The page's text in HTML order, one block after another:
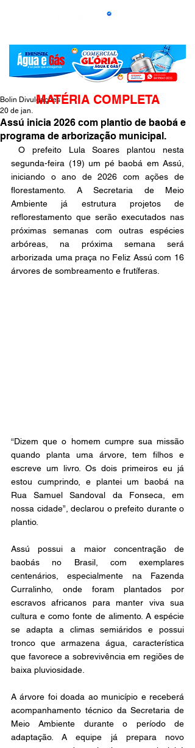
Assú inicia 2026 com plantio de baobá e
programa de arborização municipal.
Bolin Divulgações
20 de jan.
O prefeito Lula Soares plantou nesta
segunda-feira (19) um pé baobá em Assú,
iniciando o ano de 2026 com ações de
florestamento. A Secretaria de Meio
Ambiente já estrutura projetos de
reflorestamento que serão executados nas
próximas semanas com outras espécies
arbóreas, na próxima semana será
arborizada uma praça no Feliz Assú com 16
árvores de sombreamento e frutíferas.
“Dizem que o homem cumpre sua missão
quando planta uma árvore, tem filhos e
escreve um livro. Os dois primeiros eu já
estou cumprindo, e plantei um baobá na
Rua Samuel Sandoval da Fonseca, em
nossa cidade”, declarou o prefeito durante o
plantio.
Assú possui a maior concentração de
baobás no Brasil, com exemplares
centenários, especialmente na Fazenda
Curralinho, onde foram plantados por
escravos africanos para manter viva sua
cultura e como fonte de alimento. A espécie
se adapta a climas semiáridos e possui
tronco que armazena água, característica
que favorece a sobrevivência em regiões de
baixa pluviosidade.
A árvore foi doada ao município e receberá
acompanhamento técnico da Secretaria de
Meio Ambiente durante o período de
adaptação. A equipe já prepara novo
MATÉRIA COMPLETA